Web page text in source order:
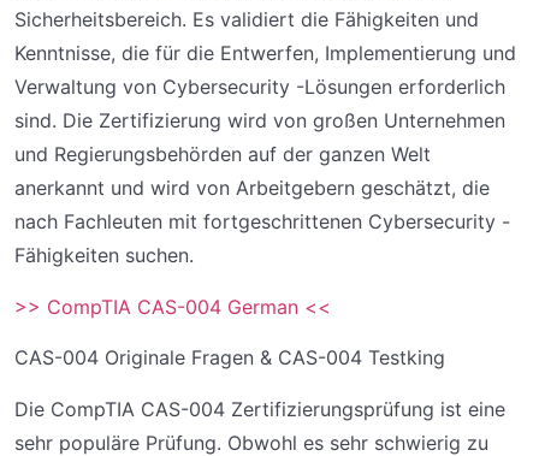
Sicherheitsbereich. Es validiert die Fähigkeiten und
Kenntnisse, die für die Entwerfen, Implementierung und
Verwaltung von Cybersecurity -Lösungen erforderlich
sind. Die Zertifizierung wird von großen Unternehmen
und Regierungsbehörden auf der ganzen Welt
anerkannt und wird von Arbeitgebern geschätzt, die
nach Fachleuten mit fortgeschrittenen Cybersecurity -
Fähigkeiten suchen.
>> CompTIA CAS-004 German <<
CAS-004 Originale Fragen & CAS-004 Testking
Die CompTIA CAS-004 Zertifizierungsprüfung ist eine
sehr populäre Prüfung. Obwohl es sehr schwierig zu